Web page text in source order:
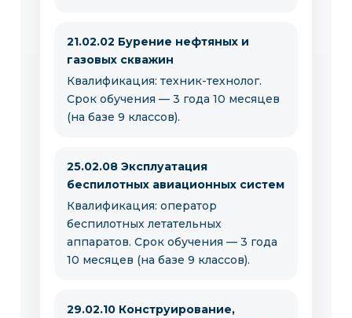
21.02.02 Бурение нефтяных и
газовых скважин
Квалификация: техник-технолог.
Срок обучения — 3 года 10 месяцев
(на базе 9 классов).
25.02.08 Эксплуатация
беспилотных авиационных систем
Квалификация: оператор
беспилотных летательных
аппаратов. Срок обучения — 3 года
10 месяцев (на базе 9 классов).
29.02.10 Конструирование,